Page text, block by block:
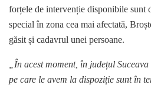
forțele de intervenție disponibile sunt
special în zona cea mai afectată,
găsit și cadavrul unei persoane.
„În acest moment, în județul
pe care le avem la dispoziție sunt în